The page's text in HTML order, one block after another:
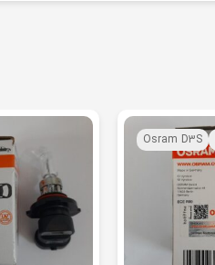
Osram D3S